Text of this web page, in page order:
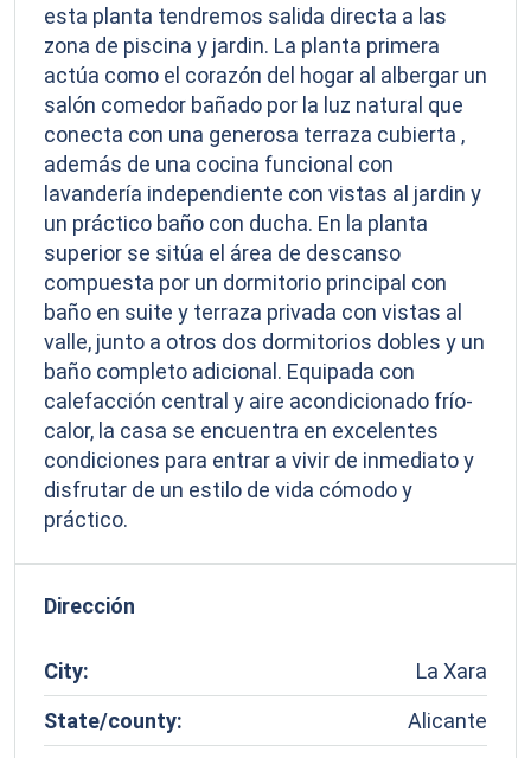
esta planta tendremos salida directa a las
zona de piscina y jardin. La planta primera
actúa como el corazón del hogar al albergar un
salón comedor bañado por la luz natural que
conecta con una generosa terraza cubierta ,
además de una cocina funcional con
lavandería independiente con vistas al jardin y
un práctico baño con ducha. En la planta
superior se sitúa el área de descanso
compuesta por un dormitorio principal con
baño en suite y terraza privada con vistas al
valle, junto a otros dos dormitorios dobles y un
baño completo adicional. Equipada con
calefacción central y aire acondicionado frío-
calor, la casa se encuentra en excelentes
condiciones para entrar a vivir de inmediato y
disfrutar de un estilo de vida cómodo y
práctico.
Dirección
City:
La Xara
State/county:
Alicante